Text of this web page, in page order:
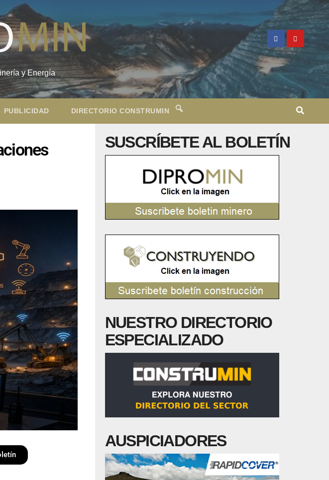
y Energía
PUBLICIDAD DIRECTORIO CONSTRUMIN
SUSCRÍBETE AL BOLETÍN
NUESTRO DIRECTORIO
ESPECIALIZADO
AUSPICIADORES